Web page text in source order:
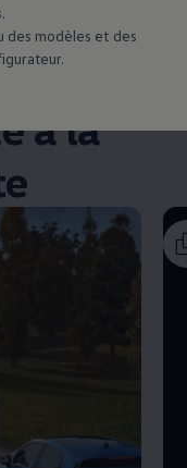
à la
des modèles et des